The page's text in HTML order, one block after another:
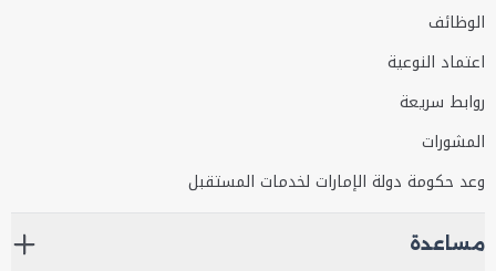
الوظائف
اعتماد النوعية
روابط سريعة
المشورات
وعد حكومة دولة الإمارات لخدمات المستقبل
مساعدة